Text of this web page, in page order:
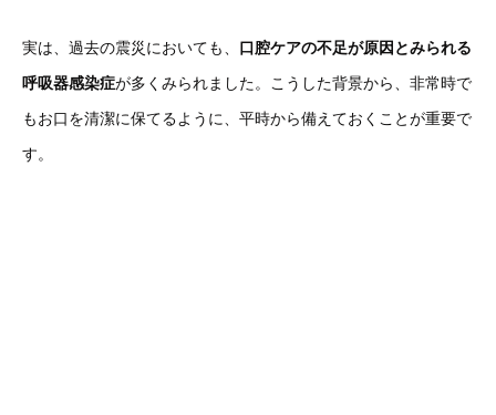
実は、過去の震災においても、 口腔ケアの不足が原因とみられる
呼吸器感染症が多くみられました。こうした背景から、非常時で
もお口を清潔に保てるように、平時から備えておくことが重要で
す。